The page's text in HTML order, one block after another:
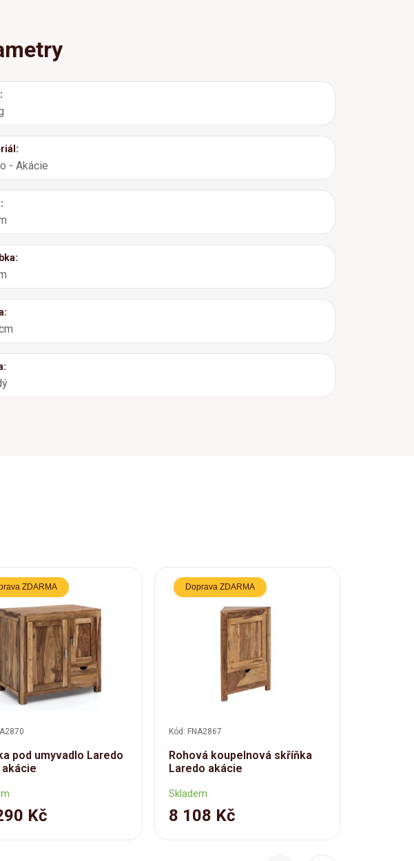
- Akácie
ZDARMA
pod umyvadlo Laredo
akácie
Kč
Doprava ZDARMA
Kód: FNA2867
Rohová koupelnová skříňka
Laredo akácie
Skladem
8 108 Kč